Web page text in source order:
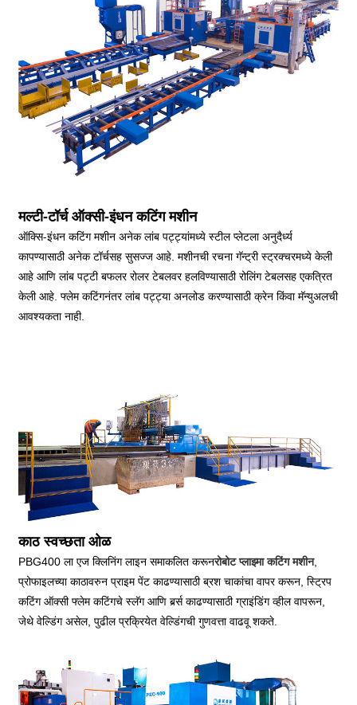
मल्टी-टॉर्च ऑक्सी-इंधन कटिंग मशीन
ऑक्सि-इंधन कटिंग मशीन अनेक लांब पट्ट्यांमध्ये स्टील प्लेटला अनुदैर्ध्य
कापण्यासाठी अनेक टॉर्चसह सुसज्ज आहे. मशीनची रचना गॅन्ट्री स्ट्रक्चरमध्ये केली
आहे आणि लांब पट्टी बफलर रोलर टेबलवर हलविण्यासाठी रोलिंग टेबलसह एकत्रित
केली आहे. फ्लेम कटिंगनंतर लांब पट्ट्या अनलोड करण्यासाठी क्रेन किंवा मॅन्युअलची
आवश्यकता नाही.
काठ स्वच्छता ओळ
PBG400 ला एज क्लिनिंग लाइन समाकलित करूनरोबोट प्लाझ्मा कटिंग मशीन,
प्रोफाइलच्या काठावरुन प्राइम पेंट काढण्यासाठी ब्रश चाकांचा वापर करून, स्ट्रिप
कटिंग ऑक्सी फ्लेम कटिंगचे स्लॅग आणि बर्र्स काढण्यासाठी ग्राइंडिंग व्हील वापरून,
जेथे वेल्डिंग असेल, पुढील प्रक्रियेत वेल्डिंगची गुणवत्ता वाढवू शकते.